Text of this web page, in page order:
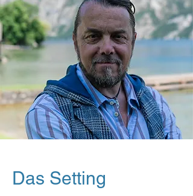
Das Setting